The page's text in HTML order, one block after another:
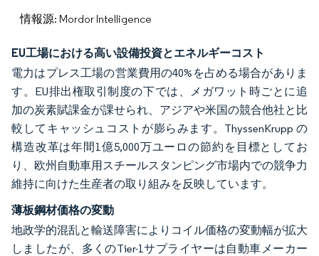
情報源: Mordor Intelligence
EU工場における高い設備投資とエネルギーコスト
電力はプレス工場の営業費用の40%を占める場合がありま
す。EU排出権取引制度の下では、メガワット時ごとに追
加の炭素賦課金が課せられ、アジアや米国の競合他社と比
較してキャッシュコストが膨らみます。ThyssenKrupp の
構造改革は年間1億5,000万ユーロの節約を目標としてお
り、欧州自動車用スチールスタンピング市場内での競争力
維持に向けた生産者の取り組みを反映しています。
薄板鋼材価格の変動
地政学的混乱と輸送障害によりコイル価格の変動幅が拡大
しましたが、多くのTier-1サプライヤーは自動車メーカー